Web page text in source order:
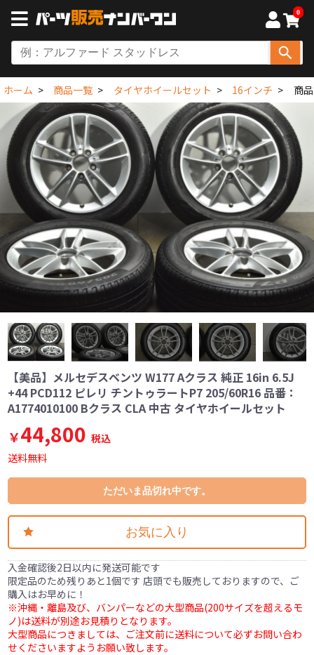
0
ホーム 商品一覧 タイヤホイールセット 16インチ 商
【美品】メルセデスベンツ W177 Aクラス 純正 16in 6.5J
+44 PCD112 ピレリ チントゥラートP7 205/60R16 品番：
A1774010100 Bクラス CLA 中古 タイヤホイールセット
￥44,800 税込
送料無料
ただいま品切れ中です。
お気に入り
入金確認後2日以内に発送可能です
限定品のため残りあと1個です 店頭でも販売しておりますので、ご
購入はお早めに！
※沖縄・離島及び、バンパーなどの大型商品(200サイズを超えるモ
ノ)は送料が別途お見積りとなります。
大型商品につきましては、ご注文前に送料について必ずお問い合わ
せくださいますようお願い致します。